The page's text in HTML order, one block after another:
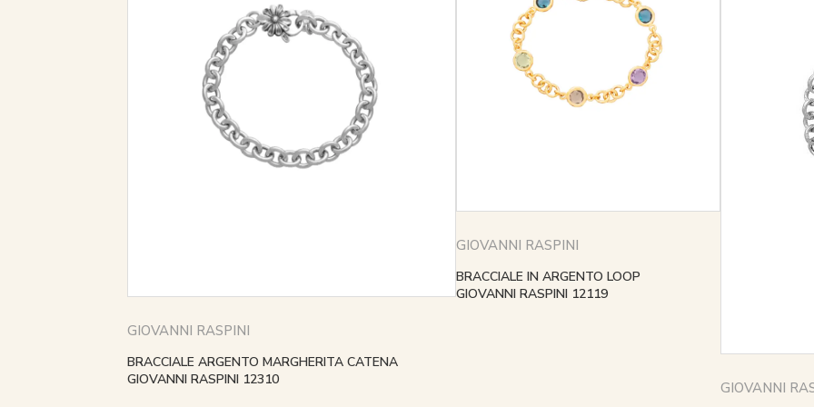
GIOVANNI RASPINI
BRACCIALE ARGENTO MARGHERITA CATENA
GIOVANNI RASPINI 12310
GIOVANNI RASPINI
BRACCIALE IN ARGENTO LOOP
GIOVANNI RASPINI 12119
GIOVANNI